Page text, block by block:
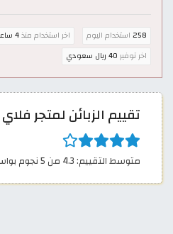
258 استخدام اليوم اخر استخدام منذ4 ساعة
اخر توفير 40 ريال سعودي
تقييم الزبائن لمتجر
متوسط التقييم: 4.3 من 5 نجوم بواسطة 13 مستخدم